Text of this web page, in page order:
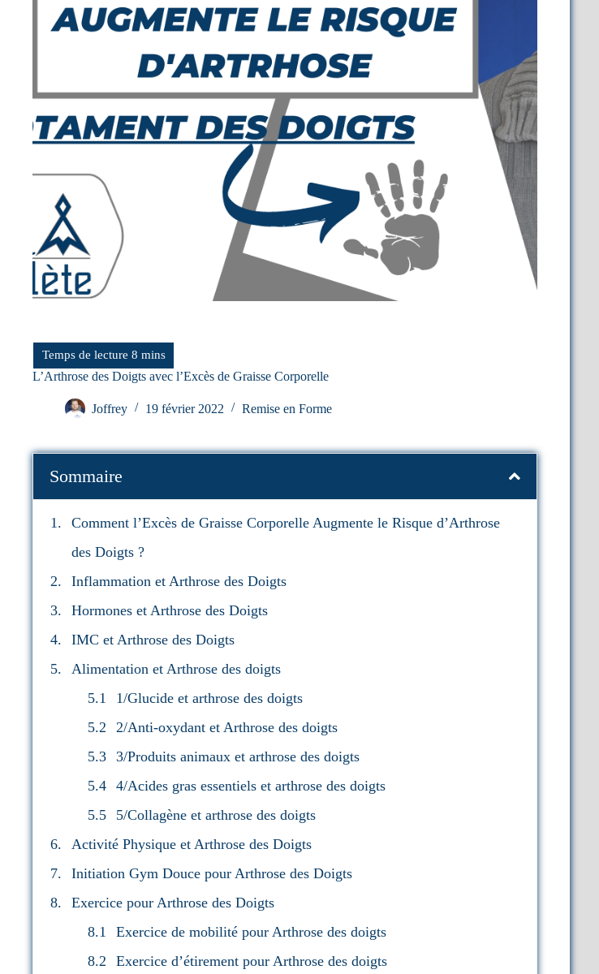
L’Arthrose des Doigts avec l’Excès de Graisse Corporelle
Joffrey 19 février 2022 Remise en Forme
Sommaire
Comment l’Excès de Graisse Corporelle Augmente le Risque d’Arthrose
des Doigts ?
Inflammation et Arthrose des Doigts
Hormones et Arthrose des Doigts
IMC et Arthrose des Doigts
Alimentation et Arthrose des doigts
1/Glucide et arthrose des doigts
2/Anti-oxydant et Arthrose des doigts
3/Produits animaux et arthrose des doigts
4/Acides gras essentiels et arthrose des doigts
5/Collagène et arthrose des doigts
Activité Physique et Arthrose des Doigts
Initiation Gym Douce pour Arthrose des Doigts
Exercice pour Arthrose des Doigts
Exercice de mobilité pour Arthrose des doigts
Exercice d’étirement pour Arthrose des doigts